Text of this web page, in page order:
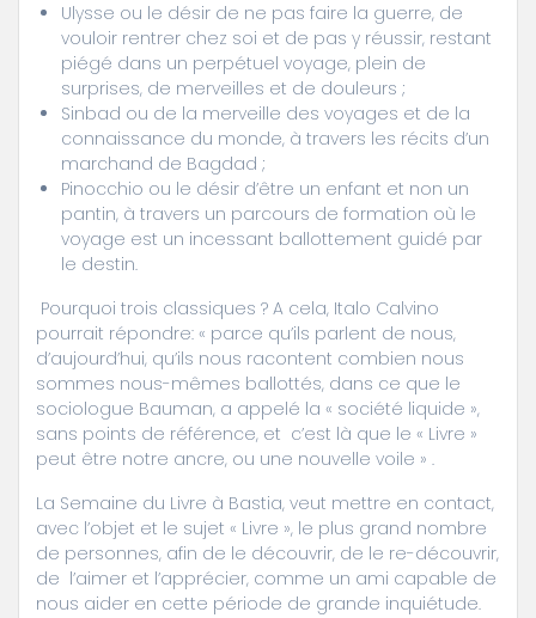
Ulysse ou le désir de ne pas faire la guerre, de
vouloir rentrer chez soi et de pas y réussir, restant
piégé dans un perpétuel voyage, plein de
surprises, de merveilles et de douleurs ;
Sinbad ou de la merveille des voyages et de la
connaissance du monde, à travers les récits d’un
marchand de Bagdad ;
Pinocchio ou le désir d’être un enfant et non un
pantin, à travers un parcours de formation où le
voyage est un incessant ballottement guidé par
le destin.
Pourquoi trois classiques ? A cela, Italo Calvino
pourrait répondre: « parce qu’ils parlent de nous,
d’aujourd’hui, qu’ils nous racontent combien nous
sommes nous-mêmes ballottés, dans ce que le
sociologue Bauman, a appelé la « société liquide »,
sans points de référence, et c’est là que le « Livre »
peut être notre ancre, ou une nouvelle voile » .
La Semaine du Livre à Bastia, veut mettre en contact,
avec l’objet et le sujet « Livre », le plus grand nombre
de personnes, afin de le découvrir, de le re-découvrir,
de l’aimer et l’apprécier, comme un ami capable de
nous aider en cette période de grande inquiétude.